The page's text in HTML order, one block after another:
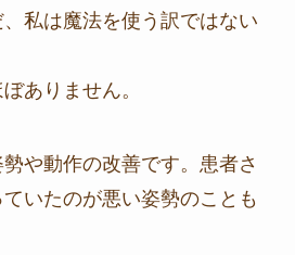
私は魔法を使う訳ではない
ありません。
や動作の改善です。患者さ
いたのが悪い姿勢のことも